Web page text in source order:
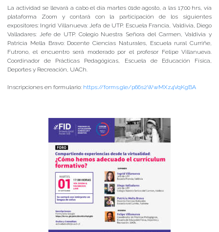
La actividad se llevará a cabo el día martes 01de agosto, a las 17:00 hrs, vía
plataforma Zoom y contará con la participación de los siguientes
expositores: Ingrid Villanueva: Jefa de UTP. Escuela Francia, Valdivia, Diego
Valladares: Jefe de UTP. Colegio Nuestra Señora del Carmen, Valdivia y
Patricia Mella Bravo: Docente Ciencias Naturales, Escuela rural Curriñe,
Futrono, el encuentro será moderado por el profesor Felipe Villanueva.
Coordinador de Prácticas Pedagógicas, Escuela de Educación Física,
Deportes y Recreación, UACh.
Inscripciones en formulario: https://forms.gle/p66s2WwMXz4VqKgBA